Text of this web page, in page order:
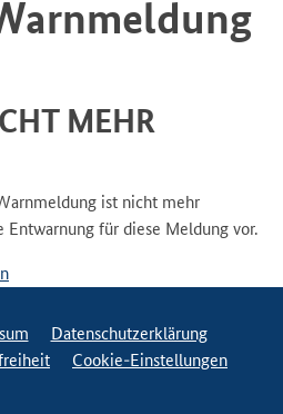
MEHR
ist nicht mehr
Entwarnung für diese Meldung vor.
Datenschutzerklärung
Cookie-Einstellungen